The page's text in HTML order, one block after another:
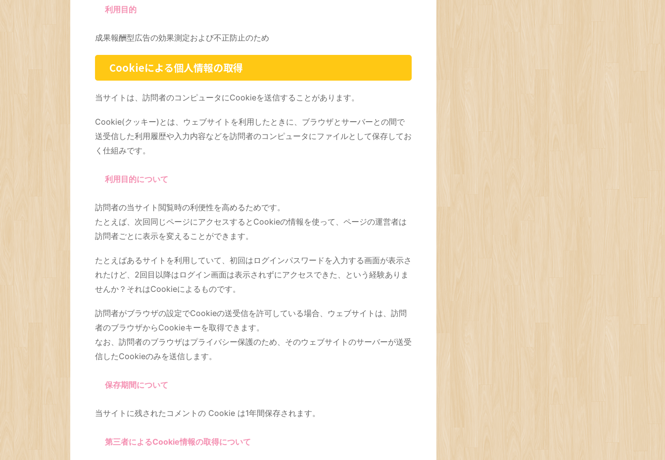
利用目的
成果報酬型広告の効果測定および不正防止のため
Cookieによる個人情報の取得
当サイトは、訪問者のコンピュータにCookieを送信することがあります。
Cookie(クッキー)とは、ウェブサイトを利用したときに、ブラウザとサーバーとの間で
送受信した利用履歴や入力内容などを訪問者のコンピュータにファイルとして保存してお
く仕組みです。
利用目的について
訪問者の当サイト閲覧時の利便性を高めるためです。
たとえば、次回同じページにアクセスするとCookieの情報を使って、ページの運営者は
訪問者ごとに表示を変えることができます。
たとえばあるサイトを利用していて、初回はログインパスワードを入力する画面が表示さ
れたけど、2回目以降はログイン画面は表示されずにアクセスできた、という経験ありま
せんか？それはCookieによるものです。
訪問者がブラウザの設定でCookieの送受信を許可している場合、ウェブサイトは、訪問
者のブラウザからCookieキーを取得できます。
なお、訪問者のブラウザはプライバシー保護のため、そのウェブサイトのサーバーが送受
信したCookieのみを送信します。
保存期間について
当サイトに残されたコメントの Cookie は1年間保存されます。
第三者によるCookie情報の取得について